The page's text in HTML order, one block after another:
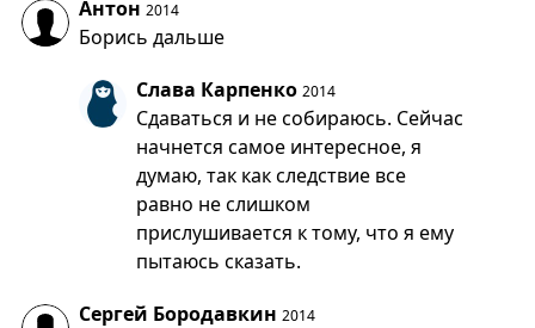
Антон 2014
Борись дальше
Слава Карпенко 2014
Сдаваться и не собираюсь. Сейчас
начнется самое интересное, я
думаю, так как следствие все
равно не слишком
прислушивается к тому, что я ему
пытаюсь сказать.
Сергей Бородавкин 2014